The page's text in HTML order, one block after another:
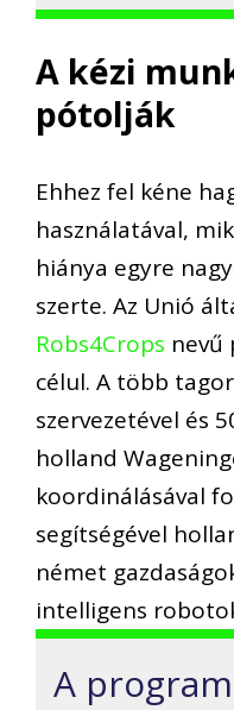
A kézi
pótolják
Ehhez fel kéne
használatával,
hiánya egyre
szerte. Az Unió
Robs4Crops
célul. A több
szervezetével és
holland
koordinálásával
segítségével
német
intelligens
A